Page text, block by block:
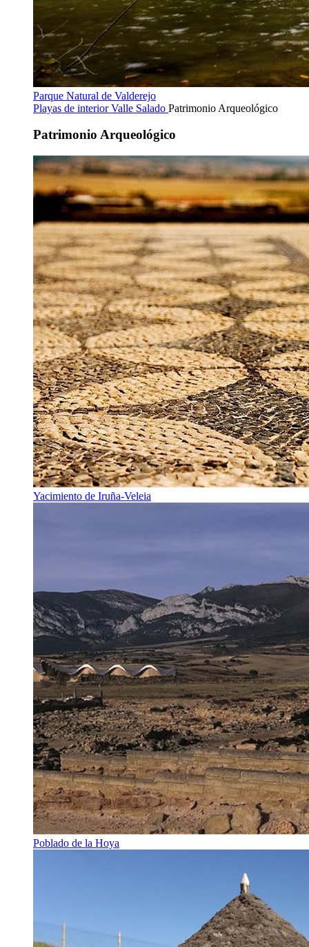
Parque Natural de Valderejo
Playas de interiorValle Salado Patrimonio Arqueológico
Patrimonio Arqueológico
Yacimiento de Iruña-Veleia
Poblado de la Hoya